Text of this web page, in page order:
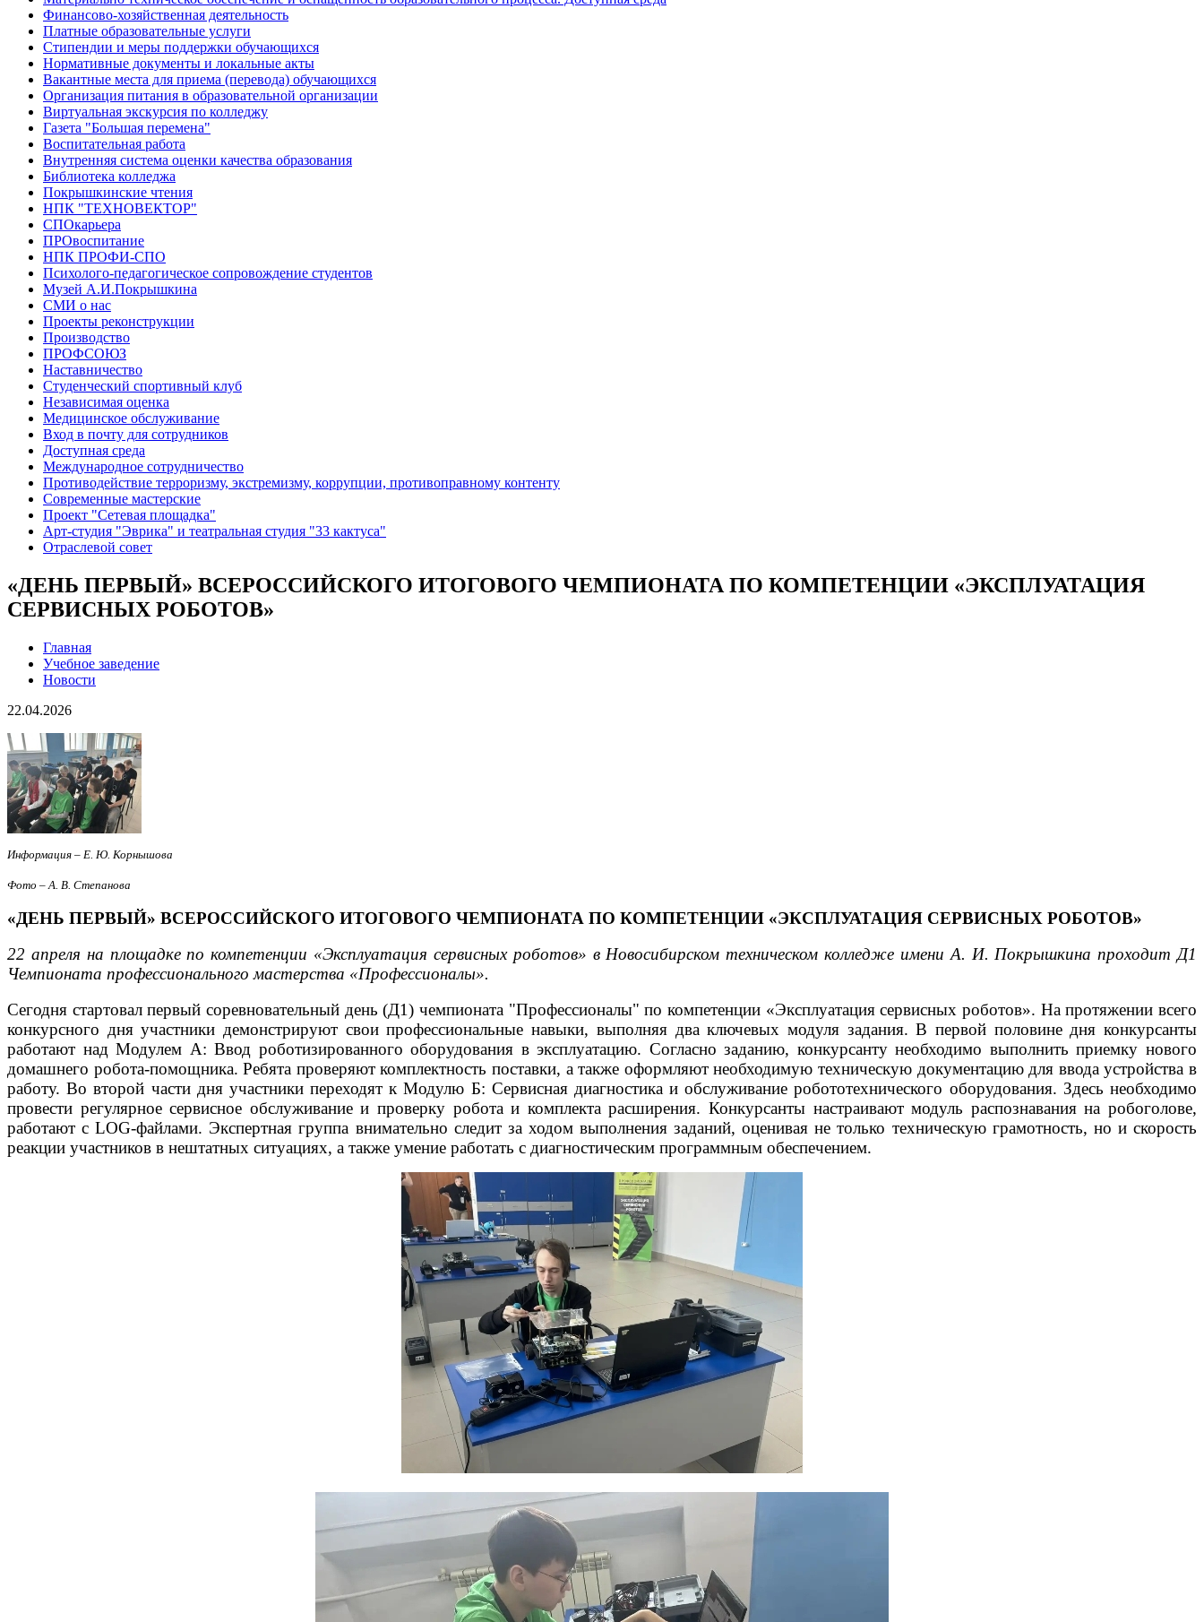
Финансово-хозяйственная деятельность
Платные образовательные услуги
Стипендии и меры поддержки обучающихся
Нормативные документы и локальные акты
Вакантные места для приема (перевода) обучающихся
Организация питания в образовательной организации
Виртуальная экскурсия по колледжу
Газета "Большая перемена"
Воспитательная работа
Внутренняя система оценки качества образования
Библиотека колледжа
Покрышкинские чтения
НПК "ТЕХНОВЕКТОР"
СПОкарьера
ПРОвоспитание
НПК ПРОФИ-СПО
Психолого-педагогическое сопровождение студентов
Музей А.И.Покрышкина
СМИ о нас
Проекты реконструкции
Производство
ПРОФСОЮЗ
Наставничество
Студенческий спортивный клуб
Независимая оценка
Медицинское обслуживание
Вход в почту для сотрудников
Доступная среда
Международное сотрудничество
Противодействие терроризму, экстремизму, коррупции, противоправному контенту
Современные мастерские
Проект "Сетевая площадка"
Арт-студия "Эврика" и театральная студия "33 кактуса"
Отраслевой совет
«ДЕНЬ ПЕРВЫЙ» ВСЕРОССИЙСКОГО ИТОГОВОГО ЧЕМПИОНАТА ПО КОМПЕТЕНЦИИ «ЭКСПЛУАТАЦИЯ
СЕРВИСНЫХ РОБОТОВ»
Главная
Учебное заведение
Новости
22.04.2026
Информация – Е. Ю. Корнышова
Фото – А. В. Степанова
«ДЕНЬ ПЕРВЫЙ» ВСЕРОССИЙСКОГО ИТОГОВОГО ЧЕМПИОНАТА ПО КОМПЕТЕНЦИИ «ЭКСПЛУАТАЦИЯ СЕРВИСНЫХ РОБОТОВ»
22 апреля на площадке по компетенции «Эксплуатация сервисных роботов» в Новосибирском техническом колледже имени А. И. Покрышкина проходит Д1
Чемпионата профессионального мастерства «Профессионалы».
Сегодня стартовал первый соревновательный день (Д1) чемпионата "Профессионалы" по компетенции «Эксплуатация сервисных роботов». На протяжении всего
конкурсного дня участники демонстрируют свои профессиональные навыки, выполняя два ключевых модуля задания. В первой половине дня конкурсанты
работают над Модулем А: Ввод роботизированного оборудования в эксплуатацию. Согласно заданию, конкурсанту необходимо выполнить приемку нового
домашнего робота-помощника. Ребята проверяют комплектность поставки, а также оформляют необходимую техническую документацию для ввода устройства в
работу. Во второй части дня участники переходят к Модулю Б: Сервисная диагностика и обслуживание робототехнического оборудования. Здесь необходимо
провести регулярное сервисное обслуживание и проверку робота и комплекта расширения. Конкурсанты настраивают модуль распознавания на робоголове,
работают с LOG-файлами. Экспертная группа внимательно следит за ходом выполнения заданий, оценивая не только техническую грамотность, но и скорость
реакции участников в нештатных ситуациях, а также умение работать с диагностическим программным обеспечением.